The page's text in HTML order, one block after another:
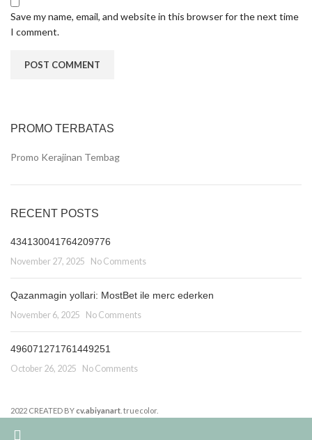
Save my name, email, and website in this browser for the next time
I comment.
PROMO TERBATAS
Promo Kerajinan Tembag
RECENT POSTS
434130041764209776
November 27, 2025 No Comments
Qazanmagin yollari: MostBet ile merc ederken
November 6, 2025 No Comments
496071271761449251
October 26, 2025 No Comments
2022 CREATED BYcv.abiyanart . truecolor.